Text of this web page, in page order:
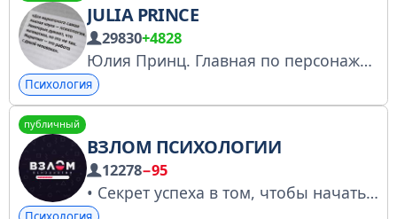
JULIA PRINCE
29830+4828
Юлия Принц. Главная по персонажам. Как стать интересным персонажем для своей аудитории. Запись на личную консультацию: @diana_princeagency По остальным вопросам: @princezabota Регистрация РКН: https://gosuslugi.ru/snet/69441c71bd959f6310560256
Психология
публичный
ВЗЛОМ ПСИХОЛОГИИ
12278−95
• Секрет успеха в том, чтобы начать. Не получается это сделать? Наш канал поднимет тебя с дивана и подарит тебе силу и желание развиваться